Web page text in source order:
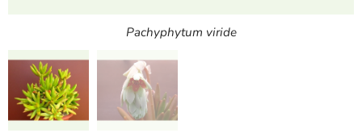
Pachyphytum viride
Pachyphytum viride - kvet